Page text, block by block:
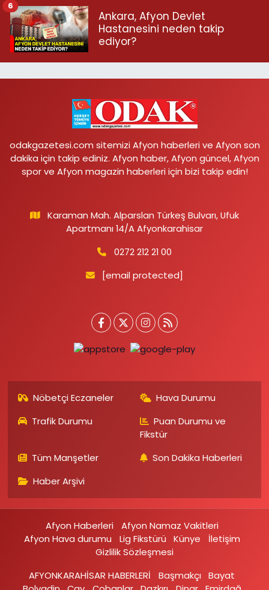
Ankara, Afyon Devlet
Hastanesini neden takip
ediyor?
6
odakgazetesi.com sitemizi Afyon haberleri ve Afyon son
dakika için takip ediniz. Afyon haber, Afyon güncel, Afyon
spor ve Afyon magazin haberleri için bizi takip edin!
Karaman Mah. Alparslan Türkeş Bulvarı, Ufuk
Apartmanı 14/A Afyonkarahisar
0272 212 21 00
[email protected]
Nöbetçi Eczaneler
Hava Durumu
Trafik Durumu
Puan Durumu ve
Fikstür
Tüm Manşetler
Son Dakika Haberleri
Haber Arşivi
Afyon Haberleri
Afyon Namaz Vakitleri
Afyon Hava durumu
Lig Fikstürü Künye
İletişim
Gizlilik Sözleşmesi
AFYONKARAHİSAR HABERLERİ
Başmakçı
Bayat